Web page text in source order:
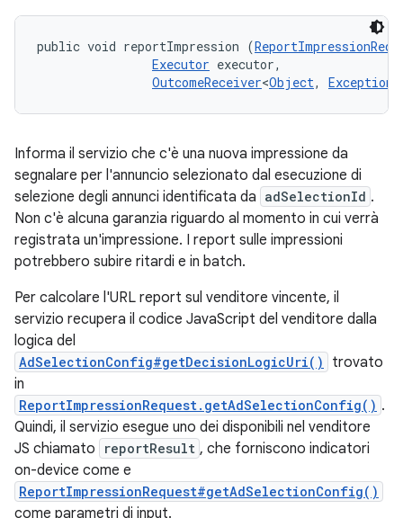
public void reportImpression (
Executor executor,
OutcomeReceiver<Object, Exception
Informa il servizio che c'è una nuova impressione da
segnalare per l'annuncio selezionato dal esecuzione di
selezione degli annunci identificata da adSelectionId .
Non c'è alcuna garanzia riguardo al momento in cui verrà
registrata un'impressione. I report sulle impressioni
potrebbero subire ritardi e in batch.
Per calcolare l'URL report sul venditore vincente, il
servizio recupera il codice JavaScript del venditore dalla
logica del
AdSelectionConfig#getDecisionLogicUri()
trovato
in
ReportImpressionRequest.getAdSelectionConfig() .
Quindi, il servizio esegue uno dei disponibili nel venditore
JS chiamato
reportResult , che forniscono indicatori
on-device come e
ReportImpressionRequest#getAdSelectionConfig()
come parametri di input.